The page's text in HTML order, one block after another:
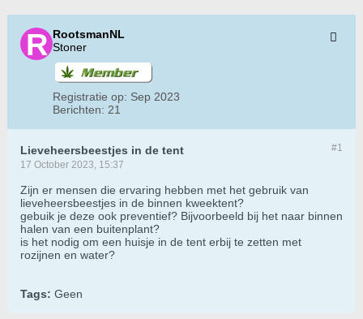
RootsmanNL
Stoner
Registratie op: Sep 2023
Berichten: 21
#1
Lieveheersbeestjes in de tent
17 October 2023, 15:37
Zijn er mensen die ervaring hebben met het gebruik van
lieveheersbeestjes in de binnen kweektent?
gebuik je deze ook preventief? Bijvoorbeeld bij het naar binnen
halen van een buitenplant?
is het nodig om een huisje in de tent erbij te zetten met
rozijnen en water?
Tags: Geen